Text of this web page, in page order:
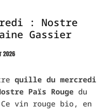
: Nostre
Gassier
2026
quille du mercredi
Païs Rouge du
vin rouge bio, en